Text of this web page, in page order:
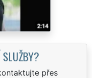
přes